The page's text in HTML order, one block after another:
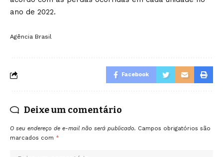
ano de 2022.
Agência Brasil
Facebook
Deixe um comentário
O seu endereço de e-mail não será publicado. Campos obrigatórios são
marcados com *